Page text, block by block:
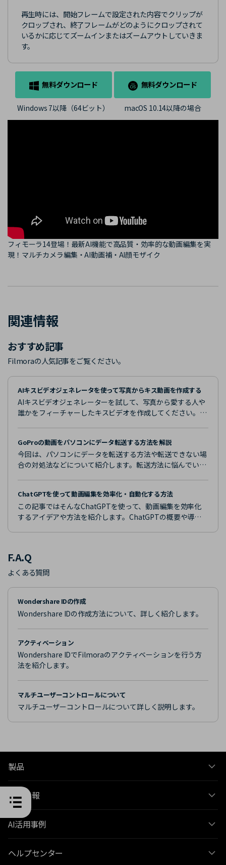
再生時には、開始フレームで設定された内容でクリップが
クロップされ、終了フレームがどのようにクロップされて
いるかに応じてズームインまたはズームアウトしていきま
す。
無料ダウンロード
Windows 7以降（64ビット）
無料ダウンロード
macOS 10.14以降の場合
フィモーラ14登場！最新AI機能で高品質・効率的な動画編集を実
現！マルチカメラ編集・AI動画補・AI顔モザイク
関連情報
おすすめ記事
Filmoraの人気記事をご覧ください。
AIキスビデオジェネレータを使って写真からキス動画を作成する
AIキスビデオジェネレーターを試して、写真から愛する人や
誰かをフィーチャーしたキスビデオを作成してください。テ
GoProの動画をパソコンにデータ転送する方法を解説
今回は、パソコンにデータを転送する方法や転送できない場
合の対処法などについて紹介します。転送方法に悩んでいる
ChatGPTを使って動画編集を効率化・自動化する方法
この記事ではそんなChatGPTを使って、動画編集を効率化
するアイデアや方法を紹介します。ChatGPTの概要や導入
F.A.Q
よくある質問
Wondershare IDの作成
Wondershare IDの作成方法について、詳しく紹介します。
アクティベーション
Wondershare IDでFilmoraのアクティベーションを行う方
法を紹介します。
マルチユーザーコントロールについて
マルチユーザーコントロールについて詳しく説明します。
製品
会社情報
AI活用事例
ヘルプセンター